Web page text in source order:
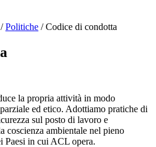
/Politiche /Codice di condotta
la propria attività in modo
ed etico. Adottiamo pratiche di
sul posto di lavoro e
coscienza ambientale nel pieno
Paesi in cui ACL opera.